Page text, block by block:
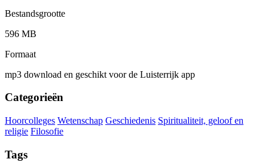
Bestandsgrootte
596 MB
Formaat
mp3 download en geschikt voor de Luisterrijk app
Categorieën
Hoorcolleges Wetenschap Geschiedenis Spiritualiteit, geloof en
religie Filosofie
Tags